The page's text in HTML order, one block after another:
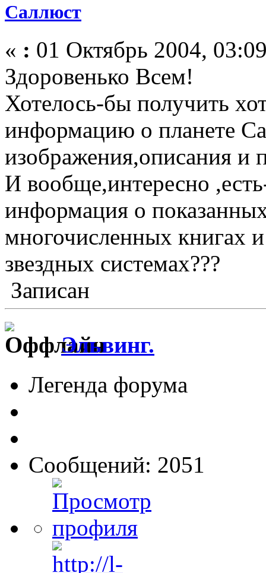
Саллюст
« : 01 Октябрь 2004,
Здоровенько Всем!
Хотелось-бы получить
информацию о планете
изображения,описания и
И вообще,интересно
информация о
многочисленных книгах
звездных системах???
Записан
Эльвинг.
Легенда форума
Сообщений: 2051